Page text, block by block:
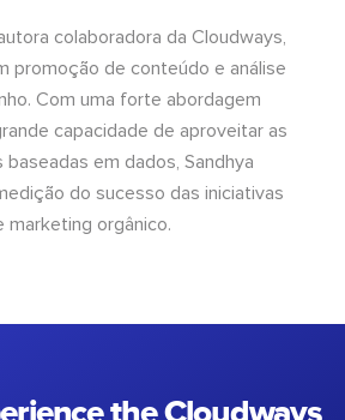
colaboradora da Cloudways,
promoção de conteúdo e análise
Com uma forte abordagem
capacidade de aproveitar as
em dados, Sandhya
do sucesso das iniciativas
marketing orgânico.